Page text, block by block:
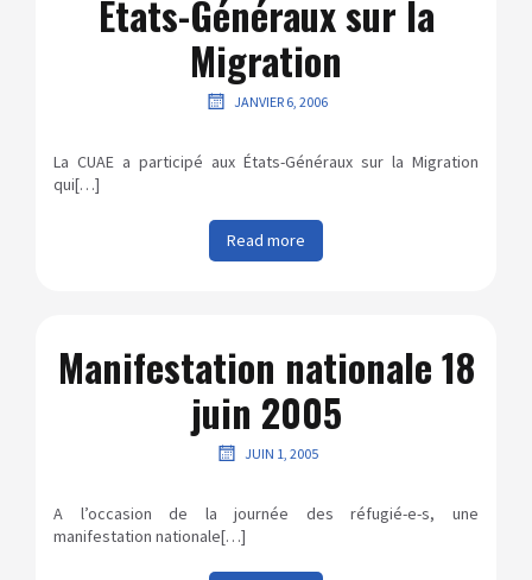
États-Généraux sur la
Migration
JANVIER 6, 2006
La CUAE a participé aux États-Généraux sur la Migration
qui[…]
Read more
Manifestation nationale 18
juin 2005
JUIN 1, 2005
A l’occasion de la journée des réfugié-e-s, une
manifestation nationale[…]